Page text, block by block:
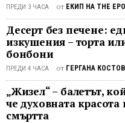
ПРЕДИ 3 ЧАСА от ЕКИП НА THE
Десерт без печене:
изкушения – торта
бонбони
ПРЕДИ 4 ЧАСА от ГЕРГАНА
„Жизел“ – балетът,
че духовната
смъртта